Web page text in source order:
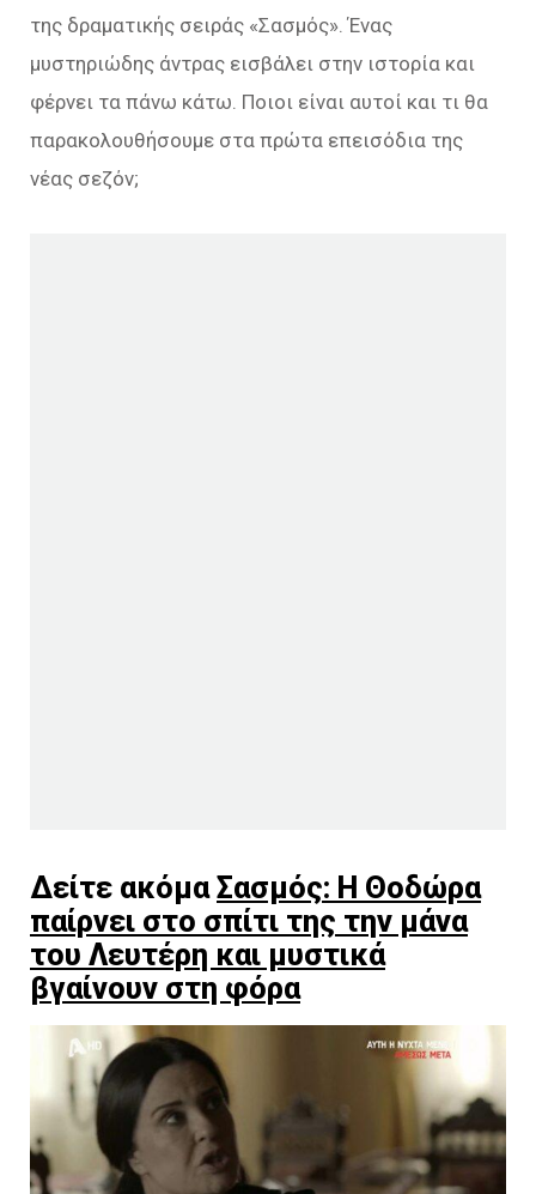
της δραματικής σειράς «Σασμός». Ένας
μυστηριώδης άντρας εισβάλει στην ιστορία και
φέρνει τα πάνω κάτω. Ποιοι είναι αυτοί και τι θα
παρακολουθήσουμε στα πρώτα επεισόδια της
νέας σεζόν;
Δείτε ακόμαΣασμός: Η Θοδώρα
παίρνει στο σπίτι της την μάνα
του Λευτέρη και μυστικά
βγαίνουν στη φόρα